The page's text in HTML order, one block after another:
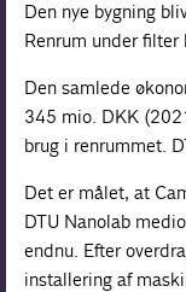
Den nye bygning
Renrum under filter
Den samlede
345 mio. DKK
brug i renrummet.
Det er målet, at
DTU Nanolab
endnu. Efter
installering af